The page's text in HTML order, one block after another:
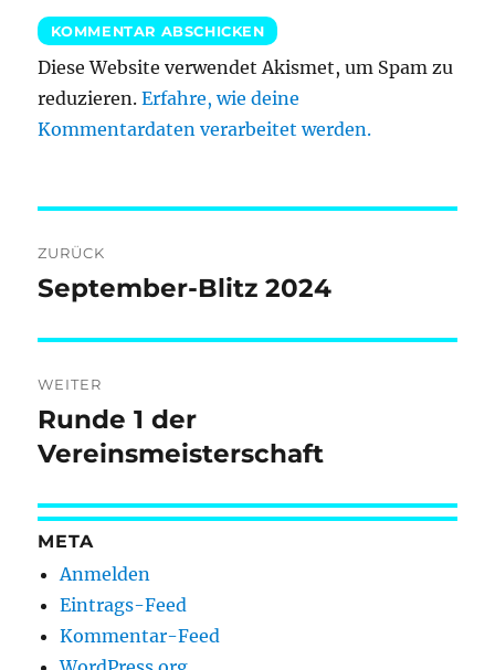
Diese Website verwendet Akismet, um Spam zu
reduzieren.Erfahre, wie deine
Kommentardaten verarbeitet werden.
ZURÜCK
Vorheriger
September-Blitz 2024
WEITER
Nächster
Beitrag:
Runde 1 der
Vereinsmeisterschaft
META
Anmelden
Eintrags-Feed
Kommentar-Feed